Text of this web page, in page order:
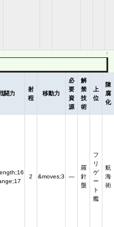
↑
闘力
射
程
移動力
必
要
資
源
解
禁
技
術
上
位
陳
腐
化
2 &moves;3 ―
羅
針
盤
フ
リ
ゲ
ー
ト
艦
航
海
術